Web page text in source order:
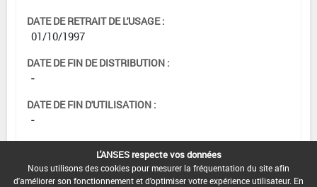
DATE DE RETRAIT DE L'USAGE :
01/10/1997
DATE DE FIN DE DISTRIBUTION :
-
DATE DE FIN D'UTILISATION :
-
L'ANSES respecte vos données
Nous utilisons des cookies pour mesurer la fréquentation du site afin
d'améliorer son fonctionnement et d'optimiser votre expérience utilisateur. En